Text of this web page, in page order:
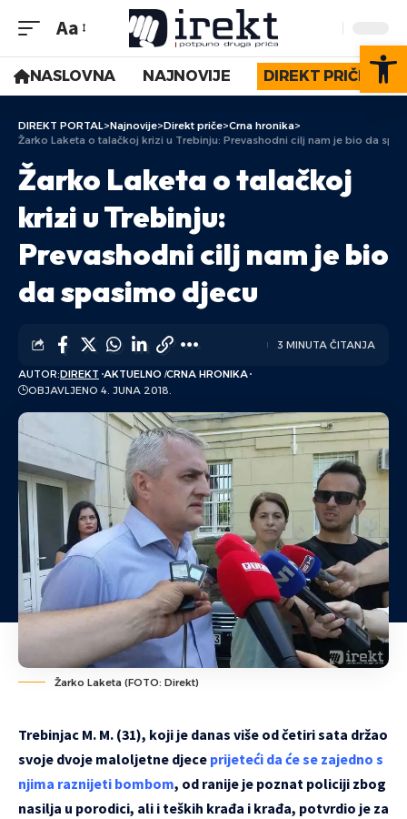
Aa
NASLOVNA NAJNOVIJE DIREKT PRIČE
DIREKT PORTAL>Najnovije>Direkt priče>Crna hronika>
Žarko Laketa o talačkoj krizi u Trebinju: Prevashodni cilj nam je bio da
Žarko Laketa o talačkoj
krizi u Trebinju:
Prevashodni cilj nam je bio
da spasimo djecu
AUTOR:DIREKT AKTUELNO CRNA HRONIKA
OBJAVLJENO 4. JUNA 2018.
3 MINUTA ČITANJA
Žarko Laketa (FOTO: Direkt)
Trebinjac M. M. (31), koji je danas više od četiri sata držao
svoje dvoje maloljetne djece prijeteći da će se zajedno s
njima raznijeti bombom, od ranije je poznat policiji zbog
nasilja u porodici, ali i teških krađa i krađa, potvrdio je za